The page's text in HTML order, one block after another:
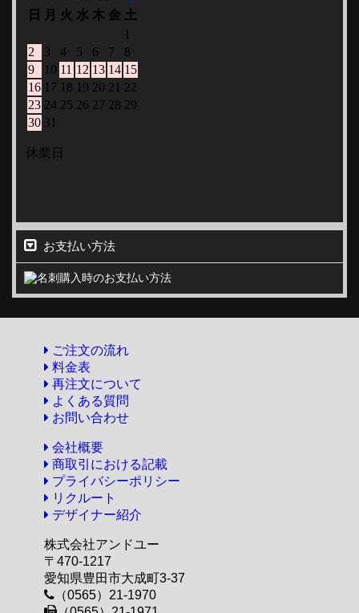
お支払い方法
ご注文の流れ
料金表
再注文について
よくある質問
お問い合わせ
会社概要
商取引における記載
プライバシーポリシー
リクルート
デザイナー紹介
株式会社アンドユー
〒470-1217
愛知県豊田市大成町3-37
（0565）21-1970